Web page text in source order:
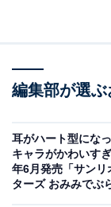
トイ・ストーリー５
ツ）
タカラトミーア
編集部が選
耳がハート型にな
キャラがかわいす
年6月発売「サンリ
ターズ おみみでぶ